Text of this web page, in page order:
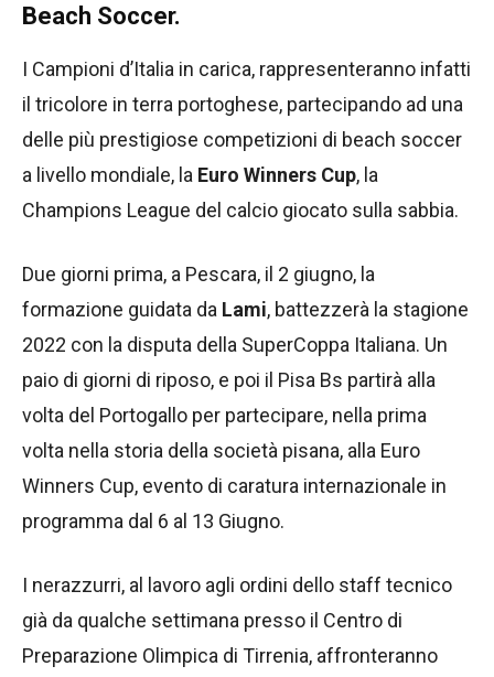
Beach Soccer.
I Campioni d’Italia in carica, rappresenteranno infatti
il tricolore in terra portoghese, partecipando ad una
delle più prestigiose competizioni di beach soccer
a livello mondiale, la Euro Winners Cup, la
Champions League del calcio giocato sulla sabbia.
Due giorni prima, a Pescara, il 2 giugno, la
formazione guidata da Lami, battezzerà la stagione
2022 con la disputa della SuperCoppa Italiana. Un
paio di giorni di riposo, e poi il Pisa Bs partirà alla
volta del Portogallo per partecipare, nella prima
volta nella storia della società pisana, alla Euro
Winners Cup, evento di caratura internazionale in
programma dal 6 al 13 Giugno.
I nerazzurri, al lavoro agli ordini dello staff tecnico
già da qualche settimana presso il Centro di
Preparazione Olimpica di Tirrenia, affronteranno